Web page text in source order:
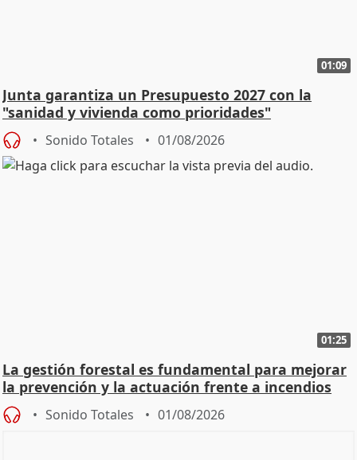
01:09
Junta garantiza un Presupuesto 2027 con la
"sanidad y vivienda como prioridades"
Sonido Totales 01/08/2026
01:25
La gestión forestal es fundamental para mejorar
la prevención y la actuación frente a incendios
Sonido Totales 01/08/2026